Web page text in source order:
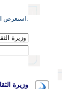
:استعرض
وزيرة